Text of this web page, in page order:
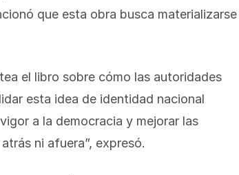
que esta obra busca materializarse
el libro sobre cómo las autoridades
esta idea de identidad nacional
a la democracia y mejorar las
ni afuera”, expresó.